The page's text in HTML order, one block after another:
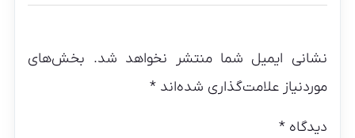
نشانی ایمیل شما منتشر نخواهد شد. بخش‌های
موردنیاز علامت‌گذاری شده‌اند*
دیدگاه*